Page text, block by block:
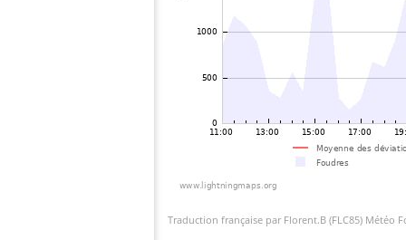
Traduction française par Florent.B (FLC85) Météo